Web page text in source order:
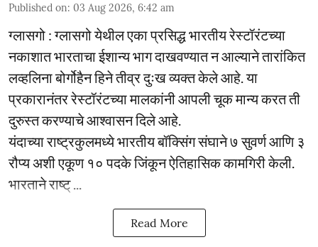
Published on: 03 Aug 2026, 6:42 am
ग्लासगो : ग्लासगो येथील एका प्रसिद्ध भारतीय रेस्टॉरंटच्या
नकाशात भारताचा ईशान्य भाग दाखवण्यात न आल्याने तारांकित
लव्हलिना बोर्गोहैन हिने तीव्र दुःख व्यक्त केले आहे. या
प्रकारानंतर रेस्टॉरंटच्या मालकांनी आपली चूक मान्य करत ती
दुरुस्त करण्याचे आश्वासन दिले आहे.
यंदाच्या राष्ट्रकुलमध्ये भारतीय बॉक्सिंग संघाने ७ सुवर्ण आणि ३
रौप्य अशी एकूण १० पदके जिंकून ऐतिहासिक कामगिरी केली.
भारताने राष्ट् ...
Read More